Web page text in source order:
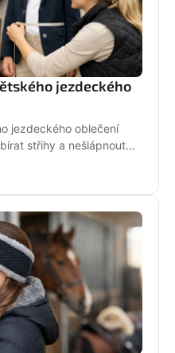
jezdeckého
jezdeckého oblečení
střihy a nešlápnout